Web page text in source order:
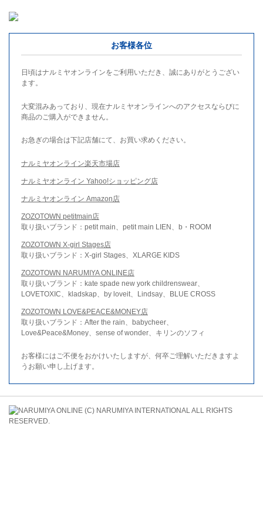
お客様各位
日頃はナルミヤオンラインをご利用いただき、誠にありがとうござい
ます。
大変混みあっており、現在ナルミヤオンラインへのアクセスならびに
商品のご購入ができません。
お急ぎの場合は下記店舗にて、お買い求めください。
ナルミヤオンライン楽天市場店
ナルミヤオンライン Yahoo!ショッピング店
ナルミヤオンライン Amazon店
ZOZOTOWN petitmain店
取り扱いブランド：petit main、petit main LIEN、b・ROOM
ZOZOTOWN X-girl Stages店
取り扱いブランド：X-girl Stages、XLARGE KIDS
ZOZOTOWN NARUMIYA ONLINE店
取り扱いブランド：kate spade new york childrenswear、
LOVETOXIC、kladskap、by loveit、Lindsay、BLUE CROSS
ZOZOTOWN LOVE&PEACE&MONEY店
取り扱いブランド：After the rain、babycheer、
Love&Peace&Money、sense of wonder、キリンのソフィ
お客様にはご不便をおかけいたしますが、何卒ご理解いただきますよ
うお願い申し上げます。